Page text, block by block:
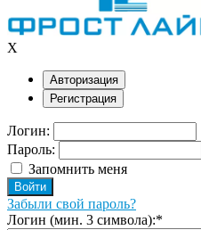
X
Авторизация
Регистрация
Логин:
Пароль:
Запомнить меня
Забыли свой пароль?
Логин (мин. 3 символа):*